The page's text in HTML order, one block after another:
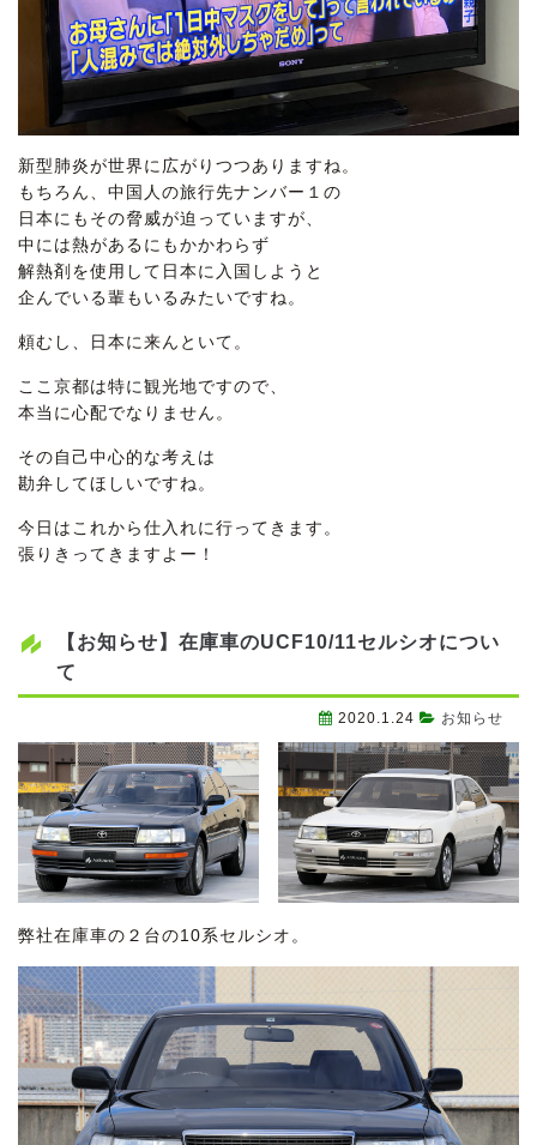
新型肺炎が世界に広がりつつありますね。
もちろん、中国人の旅行先ナンバー１の
日本にもその脅威が迫っていますが、
中には熱があるにもかかわらず
解熱剤を使用して日本に入国しようと
企んでいる輩もいるみたいですね。
頼むし、日本に来んといて。
ここ京都は特に観光地ですので、
本当に心配でなりません。
その自己中心的な考えは
勘弁してほしいですね。
今日はこれから仕入れに行ってきます。
張りきってきますよー！
【お知らせ】在庫車のUCF10/11セルシオについ
て
2020.1.24 お知らせ
弊社在庫車の２台の10系セルシオ。